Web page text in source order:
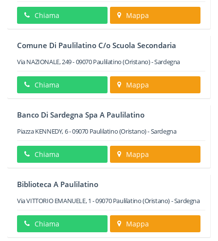
Chiama Mappa
Comune Di Paulilatino C/o Scuola Secondaria
Via NAZIONALE, 249-09070Paulilatino(Oristano) -Sardegna
Chiama Mappa
Banco Di Sardegna Spa A Paulilatino
Piazza KENNEDY, 6-09070 Paulilatino(Oristano) -Sardegna
Chiama Mappa
Biblioteca A Paulilatino
Via VITTORIO EMANUELE, 1 -09070 Paulilatino(Oristano) -Sardegna
Chiama Mappa